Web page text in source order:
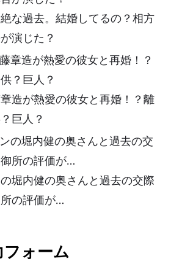
な過去。結婚してるの？相方
演じた？
造が熱愛の彼女と再婚！？離
巨人？
堀内健の奥さんと過去の交際
の評価が…
ォーム